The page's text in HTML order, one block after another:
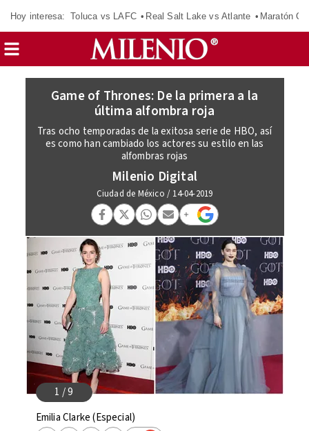
Hoy interesa: Toluca vs LAFC Real Salt Lake vs Atlante Maratón
Game of Thrones: De la primera a la
última alfombra roja
Tras ocho temporadas de la exitosa serie de HBO, así
es como han cambiado los actores su estilo en las
alfombras rojas
Milenio Digital
Ciudad de México / 14-04-2019
Emilia Clarke (Especial)